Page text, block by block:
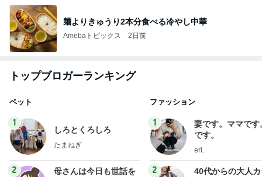
麺よりきゅうり2本分食べる冷やし中華
Amebaトピックス 2日前
トップブロガーランキング
ペット
1
しろとくろしろ
たまねぎ
2
母さんは今日も世話を
ファッション
1
妻です。ママです
です。
eri.
2
40代からの大人